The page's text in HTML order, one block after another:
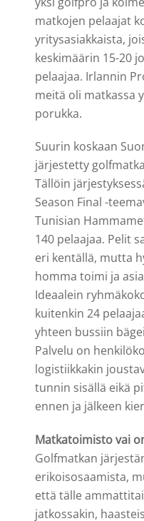
matkojen pelaajat
yritysasiakkaista,
keskimäärin 15-20
pelaajaa. Irlannin
meitä oli matkassa
porukka.
Suurin koskaan
järjestetty
Tällöin
Season Final -
Tunisian
140 pelaajaa. Pelit
eri kentällä, mutta
homma toimi ja
Ideaalein
kuitenkin 24
yhteen bussiin
Palvelu on
logistiikkakin
tunnin sisällä eikä
ennen ja jälkeen
Matkatoimisto vai
Golfmatkan
erikoisosaamista,
että tälle
jatkossakin,